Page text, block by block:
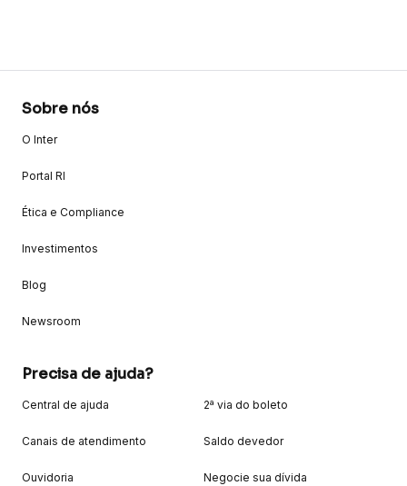
Sobre nós
O Inter
Portal RI
Ética e Compliance
Investimentos
Blog
Newsroom
Precisa de ajuda?
Central de ajuda
Canais de atendimento
Ouvidoria
2ª via do boleto
Saldo devedor
Negocie sua dívida